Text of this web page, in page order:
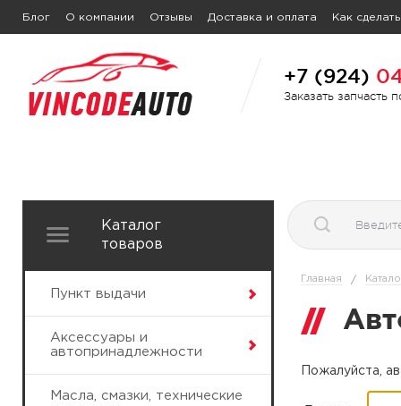
Блог О компании Отзывы Доставка и оплата Как
+7 (924)
Заказать запчасть
Каталог
товаров
Пункт выдачи
Аксессуары и
автопринадлежности
Масла, смазки, технические
Главная /
Пожалуйста,